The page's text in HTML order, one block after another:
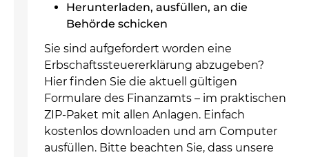
Herunterladen, ausfüllen, an die
Behörde schicken
Sie sind aufgefordert worden eine
Erbschaftssteuererklärung abzugeben?
Hier finden Sie die aktuell gültigen
Formulare des Finanzamts – im praktischen
ZIP-Paket mit allen Anlagen. Einfach
kostenlos downloaden und am Computer
ausfüllen. Bitte beachten Sie, dass unsere